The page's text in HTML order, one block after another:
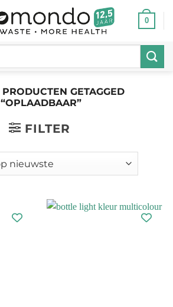
0
PRODUCTEN GETAGGED
“OPLAADBAAR”
FILTER